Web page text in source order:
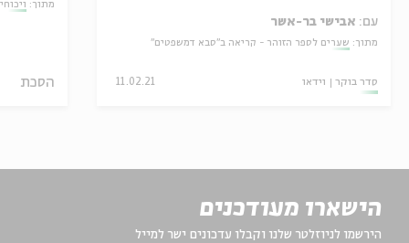
עם: אבישי בר-אשר
מתוך: שערים לספר הזוהר - קריאה ב"סבא דמשפטים"
סדר בוקר וידאו 11.02.21
מתוך:
הסכת
הישארו מעודכנים
הירשמו לניוזלטר שלנו וקבלו עדכונים ישר למייל